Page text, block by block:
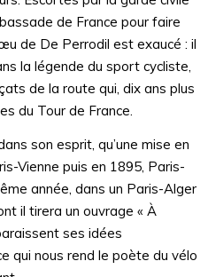
de France pour faire
de De Perrodil est exaucé : il
la légende du sport cycliste,
de la route qui, dix ans plus
du Tour de France.
son esprit, qu’une mise en
Vienne puis en 1895, Paris-
année, dans un Paris-Alger
il tirera un ouvrage « À
ses idées
qui nous rend le poète du vélo